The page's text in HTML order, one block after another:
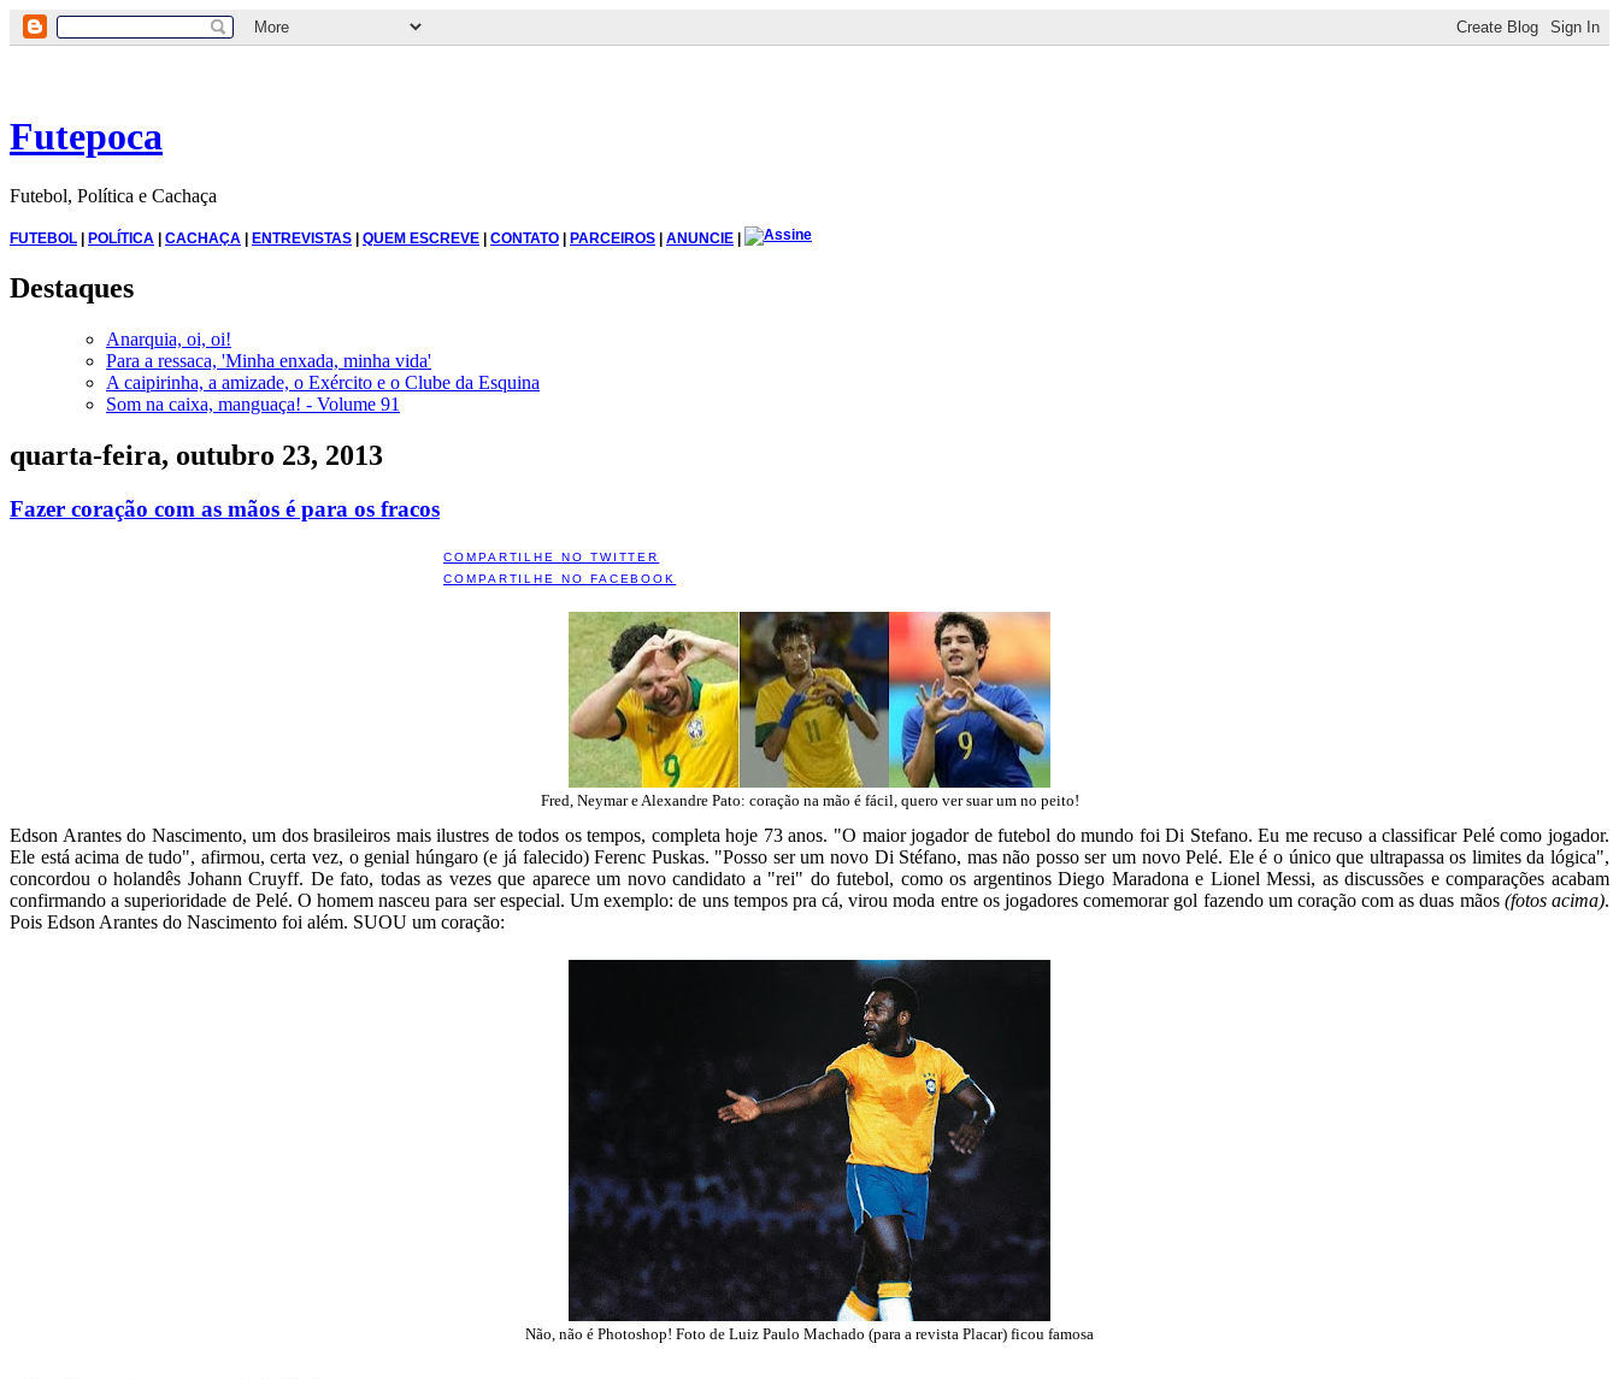
Futepoca
Futebol, Política e Cachaça
FUTEBOL | POLÍTICA | CACHAÇA | ENTREVISTAS | QUEM ESCREVE | CONTATO | PARCEIROS | ANUNCIE |
Destaques
Anarquia, oi, oi!
Para a ressaca, 'Minha enxada, minha vida'
A caipirinha, a amizade, o Exército e o Clube da Esquina
Som na caixa, manguaça! - Volume 91
quarta-feira, outubro 23, 2013
Fazer coração com as mãos é para os fracos
COMPARTILHE NO TWITTER
COMPARTILHE NO FACEBOOK
Fred, Neymar e Alexandre Pato: coração na mão é fácil, quero ver suar um no peito!
Edson Arantes do Nascimento, um dos brasileiros mais ilustres de todos os tempos, completa hoje 73 anos. "O maior jogador de futebol do mundo foi Di Stefano. Eu me recuso a classificar Pelé como jogador.
Ele está acima de tudo", afirmou, certa vez, o genial húngaro (e já falecido) Ferenc Puskas. "Posso ser um novo Di Stéfano, mas não posso ser um novo Pelé. Ele é o único que ultrapassa os limites da lógica",
concordou o holandês Johann Cruyff. De fato, todas as vezes que aparece um novo candidato a "rei" do futebol, como os argentinos Diego Maradona e Lionel Messi, as discussões e comparações acabam
confirmando a superioridade de Pelé. O homem nasceu para ser especial. Um exemplo: de uns tempos pra cá, virou moda entre os jogadores comemorar gol fazendo um coração com as duas mãos (fotos acima).
Pois Edson Arantes do Nascimento foi além. SUOU um coração:
Não, não é Photoshop! Foto de Luiz Paulo Machado (para a revista Placar) ficou famosa